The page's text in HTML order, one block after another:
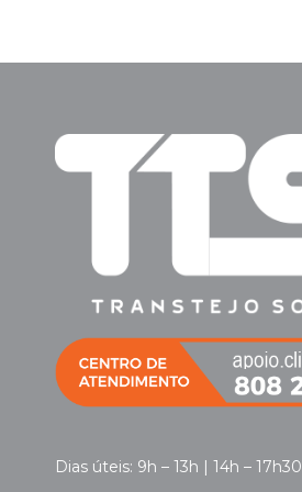
Dias úteis: 9h – 13h | 14h – 17h30